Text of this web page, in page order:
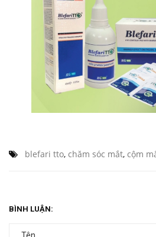
blefari tto, chăm sóc mắt, cộm
BÌNH LUẬN: